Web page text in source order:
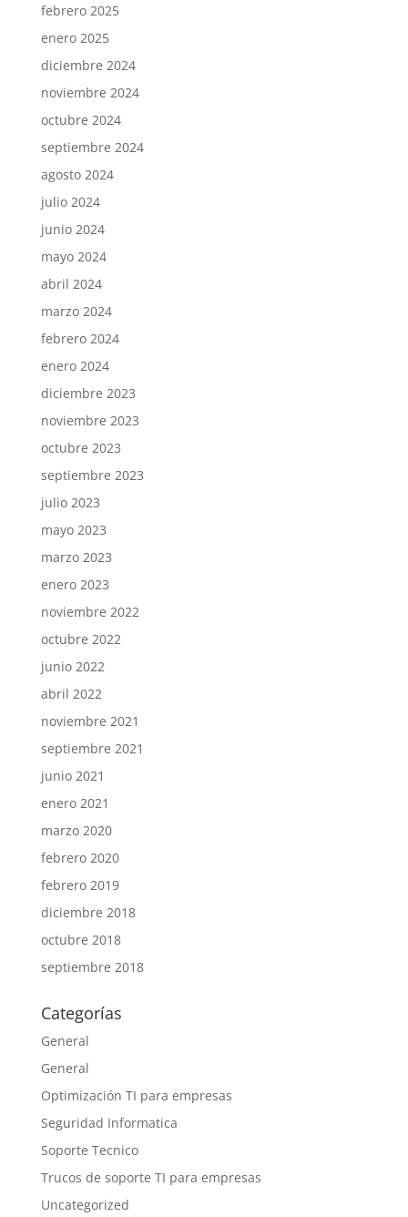
febrero 2025
enero 2025
diciembre 2024
noviembre 2024
octubre 2024
septiembre 2024
agosto 2024
julio 2024
junio 2024
mayo 2024
abril 2024
marzo 2024
febrero 2024
enero 2024
diciembre 2023
noviembre 2023
octubre 2023
septiembre 2023
julio 2023
mayo 2023
marzo 2023
enero 2023
noviembre 2022
octubre 2022
junio 2022
abril 2022
noviembre 2021
septiembre 2021
junio 2021
enero 2021
marzo 2020
febrero 2020
febrero 2019
diciembre 2018
octubre 2018
septiembre 2018
Categorías
General
General
Optimización TI para empresas
Seguridad Informatica
Soporte Tecnico
Trucos de soporte TI para empresas
Uncategorized